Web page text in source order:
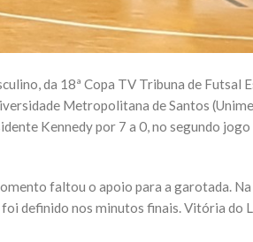
da 18ª Copa TV Tribuna de Futsal
Metropolitana de Santos
Kennedy por 7 a 0, no segundo jogo
faltou o apoio para a garotada. Na
definido nos minutos finais. Vitória do